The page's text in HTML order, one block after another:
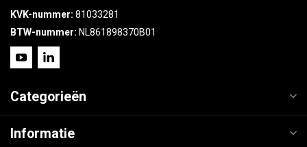
KVK-nummer: 81033281
BTW-nummer: NL861898370B01
Categorieën
Informatie